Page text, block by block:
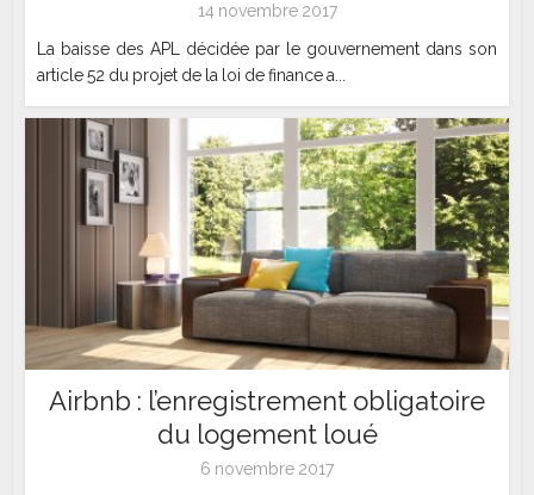
14 novembre 2017
La baisse des APL décidée par le gouvernement dans son
article 52 du projet de la loi de finance a...
Airbnb : l’enregistrement obligatoire
du logement loué
6 novembre 2017